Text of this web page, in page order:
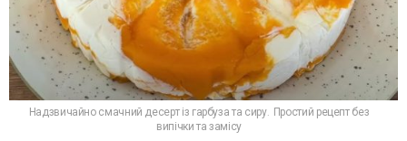
Надзвичайно смачний десерт із гарбуза та сиру. Простий рецепт без
випічки та замісу